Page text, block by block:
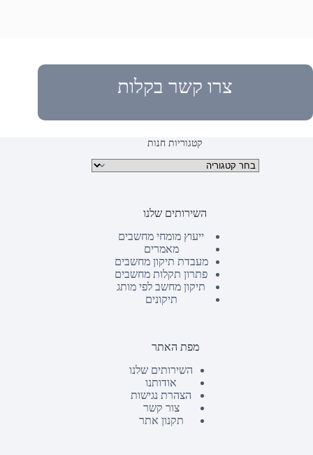
צרו קשר בקלות
קטגוריות חנות
קטגוריות מוצרים
השירותים שלנו
ייעוץ מומחי מחשבים
מאמרים
מעבדת תיקון מחשבים
פתרון תקלות מחשבים
תיקון מחשב לפי מותג
תיקונים
מפת האתר
השירותים שלנו
אודותנו
הצהרת נגישות
צור קשר
תקנון אתר